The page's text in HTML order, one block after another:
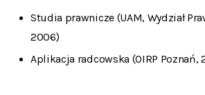
Studia prawnicze (UAM, Wydział
2006)
Aplikacja radcowska (OIRP Poznań,